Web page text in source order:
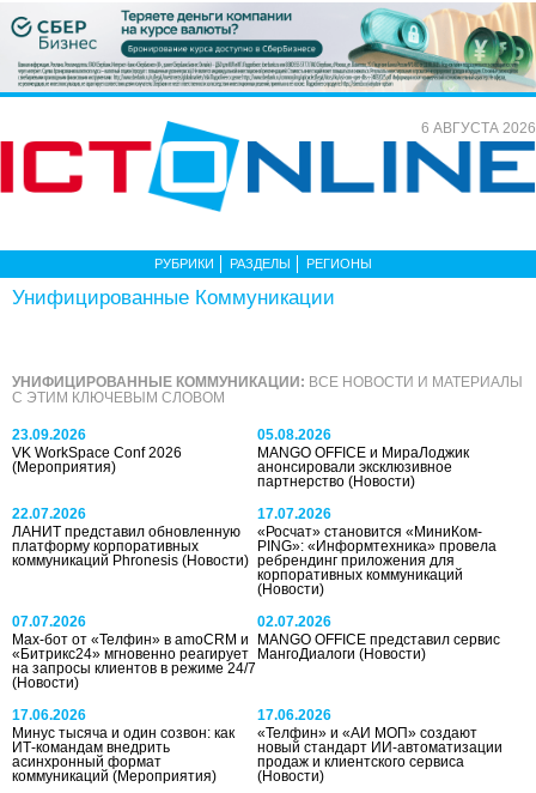
6 АВГУСТА 2026
РУБРИКИ РАЗДЕЛЫ РЕГИОНЫ
Унифицированные Коммуникации
УНИФИЦИРОВАННЫЕ КОММУНИКАЦИИ: ВСЕ НОВОСТИ И МАТЕРИАЛЫ
С ЭТИМ КЛЮЧЕВЫМ СЛОВОМ
23.09.2026
VK WorkSpace Conf 2026
(Мероприятия)
05.08.2026
MANGO OFFICE и МираЛоджик
анонсировали эксклюзивное
партнерство(Новости)
22.07.2026
ЛАНИТ представил обновленную
платформу корпоративных
коммуникаций Phronesis (Новости)
17.07.2026
«Росчат» становится «МиниКом-
PING»: «Информтехника» провела
ребрендинг приложения для
корпоративных коммуникаций
(Новости)
07.07.2026
Max-бот от «Телфин» в amoCRM и
«Битрикс24» мгновенно реагирует
на запросы клиентов в режиме 24/7
(Новости)
02.07.2026
MANGO OFFICE представил сервис
МангоДиалоги(Новости)
17.06.2026
Минус тысяча и один созвон: как
ИТ-командам внедрить
асинхронный формат
коммуникаций (Мероприятия)
17.06.2026
«Телфин» и «АИ МОП» создают
новый стандарт ИИ-автоматизации
продаж и клиентского сервиса
(Новости)